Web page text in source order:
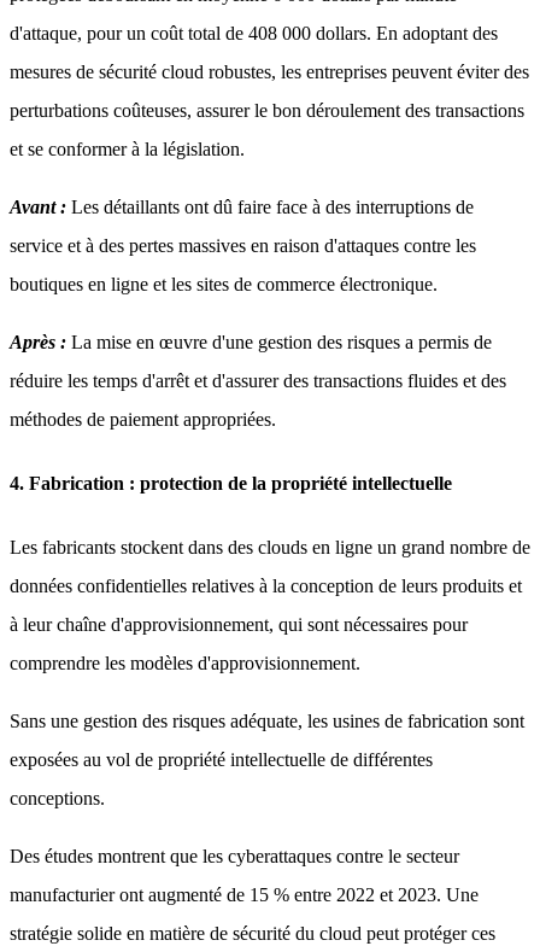
d'attaque, pour un coût total de 408 000 dollars. En adoptant des
mesures de sécurité cloud robustes, les entreprises peuvent éviter des
perturbations coûteuses, assurer le bon déroulement des transactions
et se conformer à la législation.
Avant : Les détaillants ont dû faire face à des interruptions de
service et à des pertes massives en raison d'attaques contre les
boutiques en ligne et les sites de commerce électronique.
Après : La mise en œuvre d'une gestion des risques a permis de
réduire les temps d'arrêt et d'assurer des transactions fluides et des
méthodes de paiement appropriées.
4. Fabrication : protection de la propriété intellectuelle
Les fabricants stockent dans des clouds en ligne un grand nombre de
données confidentielles relatives à la conception de leurs produits et
à leur chaîne d'approvisionnement, qui sont nécessaires pour
comprendre les modèles d'approvisionnement.
Sans une gestion des risques adéquate, les usines de fabrication sont
exposées au vol de propriété intellectuelle de différentes
conceptions.
Des études montrent que les cyberattaques contre le secteur
manufacturier ont augmenté de 15 % entre 2022 et 2023. Une
stratégie solide en matière de sécurité du cloud peut protéger ces